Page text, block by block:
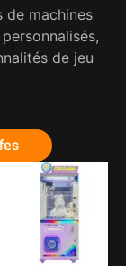
de machines
de jeu